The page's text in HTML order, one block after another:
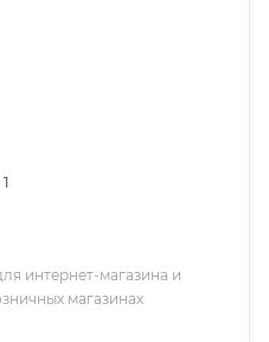
1
интернет-магазина и
магазинах